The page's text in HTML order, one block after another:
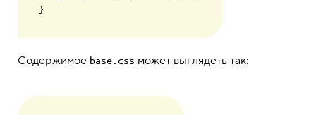
Содержимое base.css может выглядеть так: